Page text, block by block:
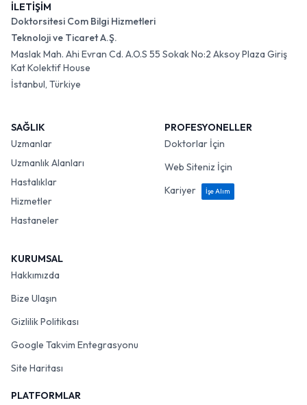
İLETİŞİM
Doktorsitesi Com Bilgi Hizmetleri
Teknoloji ve Ticaret A.Ş.
Maslak Mah. Ahi Evran Cd. A.O.S 55 Sokak No:2 Aksoy Plaza Giriş
Kat Kolektif House
İstanbul, Türkiye
SAĞLIK
Uzmanlar
Uzmanlık Alanları
Hastalıklar
Hizmetler
Hastaneler
PROFESYONELLER
Doktorlar İçin
Web Siteniz İçin
Kariyer
İşe Alım
KURUMSAL
Hakkımızda
Bize Ulaşın
Gizlilik Politikası
Google Takvim Entegrasyonu
Site Haritası
PLATFORMLAR